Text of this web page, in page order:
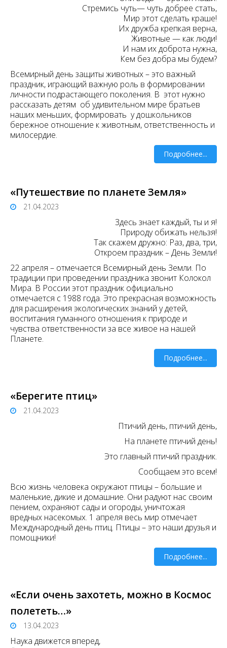
Стремись чуть— чуть добрее стать,
Мир этот сделать краше!
Их дружба крепкая верна,
Животные — как люди!
И нам их доброта нужна,
Кем без добра мы будем?
Всемирный день защиты животных – это важный
праздник, играющий важную роль в формировании
личности подрастающего поколения. В этот нужно
рассказать детям об удивительном мире братьев
наших меньших, формировать у дошкольников
бережное отношение к животным, ответственность и
милосердие.
Подробнее...
«Путешествие по планете Земля»
21.04.2023
Здесь знает каждый, ты и я!
Природу обижать нельзя!
Так скажем дружно: Раз, два, три,
Откроем праздник – День Земли!
22 апреля – отмечается Всемирный день Земли. По
традиции при проведении праздника звонит Колокол
Мира. В России этот праздник официально
отмечается с 1988 года. Это прекрасная возможность
для расширения экологических знаний у детей,
воспитания гуманного отношения к природе и
чувства ответственности за все живое на нашей
Планете.
Подробнее...
«Берегите птиц»
21.04.2023
Птичий день, птичий день,
На планете птичий день!
Это главный птичий праздник.
Сообщаем это всем!
Всю жизнь человека окружают птицы – большие и
маленькие, дикие и домашние. Они радуют нас своим
пением, охраняют сады и огороды, уничтожая
вредных насекомых. 1 апреля весь мир отмечает
Международный день птиц. Птицы – это наши друзья и
помощники!
Подробнее...
«Если очень захотеть, можно в Космос
полететь…»
13.04.2023
Наука движется вперед,